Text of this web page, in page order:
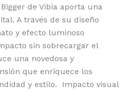
de Vibia aporta una
A través de su diseño
y efecto luminoso
sin sobrecargar el
una novedosa y
que enriquece los
y estilo. Impacto visual